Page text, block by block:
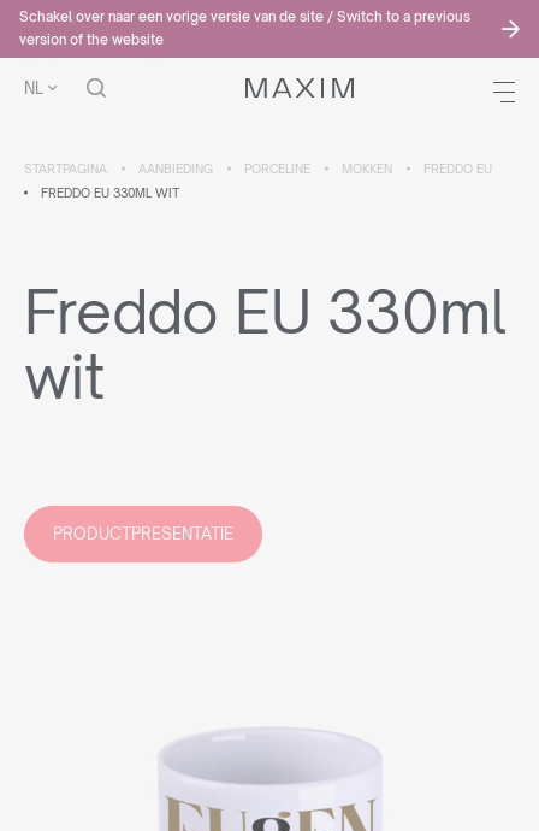
Schakel over naar een vorige versie van de site / Switch to a previous
version of the website
NL
STARTPAGINA AANBIEDING PORCELINE MOKKEN
FREDDO EU
FREDDO EU 330ML WIT
Freddo EU 330ml
wit
PRODUCTPRESENTATIE